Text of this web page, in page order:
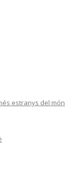
estranys del món